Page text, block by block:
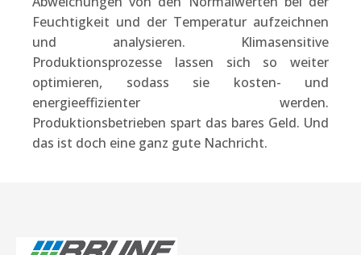
Feuchtigkeit und der Temperatur aufzeichnen
und analysieren. Klimasensitive
Produktionsprozesse lassen sich so weiter
optimieren, sodass sie kosten- und
energieeffizienter werden.
Produktionsbetrieben spart das bares Geld. Und
das ist doch eine ganz gute Nachricht.